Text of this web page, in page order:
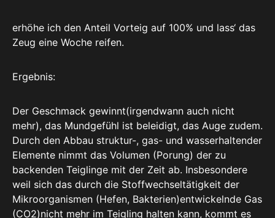
erhöhe ich den Anteil Vorteig auf 100% und lass‘ das
Zeug eine Woche reifen.
Ergebnis:
Der Geschmack gewinnt(irgendwann auch nicht
mehr), das Mundgefühl ist beleidigt, das Auge zudem.
Durch den Abbau struktur-, gas- und wasserhaltender
Elemente nimmt das Volumen (Porung) der zu
backenden Teiglinge mit der Zeit ab. Insbesondere
weil sich das durch die Stoffwechseltätigkeit der
Mikroorganismen (Hefen, Bakterien)entwickelnde Gas
(CO2)nicht mehr im Teigling halten kann, kommt es